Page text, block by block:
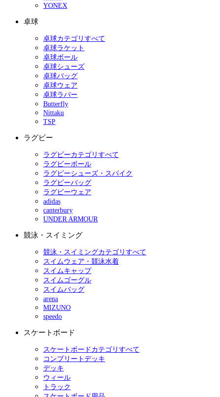
YONEX
卓球
卓球カテゴリすべて
卓球ラケット
卓球ボール
卓球シューズ
卓球バッグ
卓球ウェア
卓球ラバー
Butterfly
Nittaku
TSP
ラグビー
ラグビーカテゴリすべて
ラグビーボール
ラグビーシューズ・スパイク
ラグビーバッグ
ラグビーウェア
adidas
canterbury
UNDER ARMOUR
競泳・スイミング
競泳・スイミングカテゴリすべて
スイムウェア・競泳水着
スイムキャップ
スイムゴーグル
スイムバッグ
arena
MIZUNO
speedo
スケートボード
スケートボードカテゴリすべて
コンプリートデッキ
デッキ
ウィール
トラック